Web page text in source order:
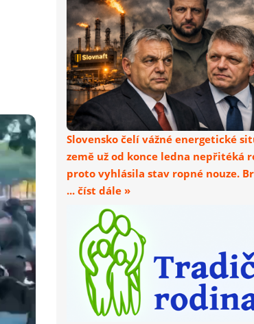
Slovensko čelí vážné energetické
země už od konce ledna nepřitéká
proto vyhlásila stav ropné nouze.
... číst dále »